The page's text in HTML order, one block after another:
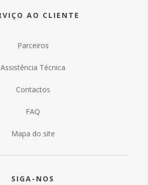
AO CLIENTE
Parceiros
Assistência Técnica
Contactos
FAQ
Mapa do site
SIGA-NOS